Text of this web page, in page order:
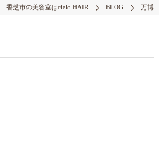
香芝市の美容室はcielo HAIR BLOG 万博